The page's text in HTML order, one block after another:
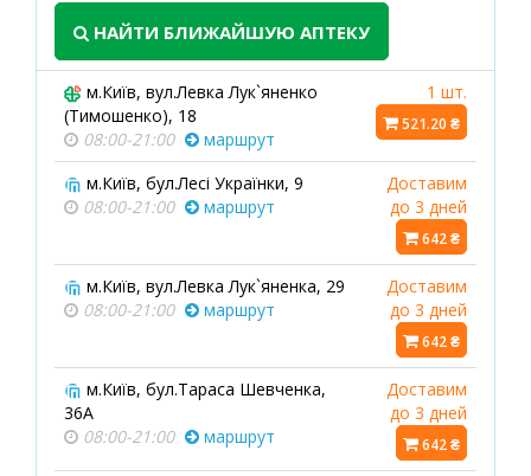
НАЙТИ БЛИЖАЙШУЮ АПТЕКУ
м.Київ, вул.Левка Лук`яненко
(Тимошенко), 18
08:00-21:00
маршрут
1 шт.
521.20 ₴
м.Київ, бул.Лесі Українки, 9
08:00-21:00
маршрут
Доставим
до 3 дней
642 ₴
м.Київ, вул.Левка Лук`яненка, 29
08:00-21:00
маршрут
Доставим
до 3 дней
642 ₴
м.Київ, бул.Тараса Шевченка,
36А
08:00-21:00
маршрут
Доставим
до 3 дней
642 ₴